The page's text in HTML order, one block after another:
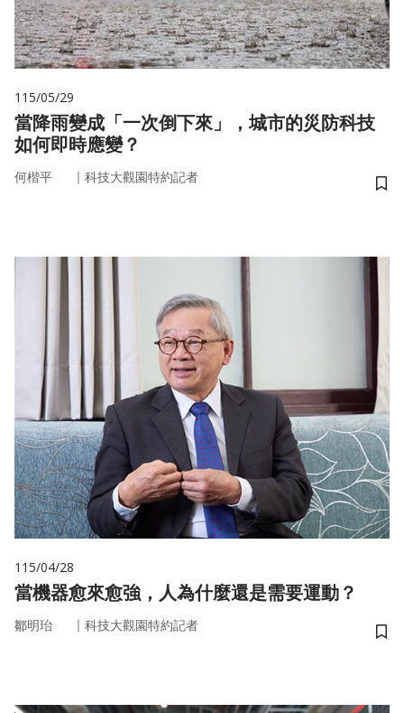
115/05/29
當降雨變成「一次倒下來」，城市的災防科技
如何即時應變？
何楷平 ｜ 科技大觀園特約記者
儲
115/04/28
當機器愈來愈強，人為什麼還是需要運動？
鄒明珆 ｜ 科技大觀園特約記者
儲